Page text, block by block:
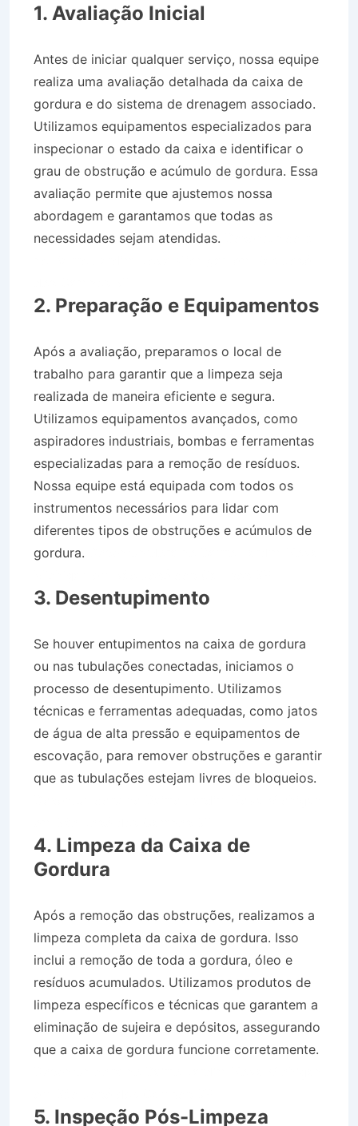
1. Avaliação Inicial
Antes de iniciar qualquer serviço, nossa equipe
realiza uma avaliação detalhada da caixa de
gordura e do sistema de drenagem associado.
Utilizamos equipamentos especializados para
inspecionar o estado da caixa e identificar o
grau de obstrução e acúmulo de gordura. Essa
avaliação permite que ajustemos nossa
abordagem e garantamos que todas as
necessidades sejam atendidas.
2. Preparação e Equipamentos
Após a avaliação, preparamos o local de
trabalho para garantir que a limpeza seja
realizada de maneira eficiente e segura.
Utilizamos equipamentos avançados, como
aspiradores industriais, bombas e ferramentas
especializadas para a remoção de resíduos.
Nossa equipe está equipada com todos os
instrumentos necessários para lidar com
diferentes tipos de obstruções e acúmulos de
gordura.
3. Desentupimento
Se houver entupimentos na caixa de gordura
ou nas tubulações conectadas, iniciamos o
processo de desentupimento. Utilizamos
técnicas e ferramentas adequadas, como jatos
de água de alta pressão e equipamentos de
escovação, para remover obstruções e garantir
que as tubulações estejam livres de bloqueios.
4. Limpeza da Caixa de
Gordura
Após a remoção das obstruções, realizamos a
limpeza completa da caixa de gordura. Isso
inclui a remoção de toda a gordura, óleo e
resíduos acumulados. Utilizamos produtos de
limpeza específicos e técnicas que garantem a
eliminação de sujeira e depósitos, assegurando
que a caixa de gordura funcione corretamente.
5. Inspeção Pós-Limpeza